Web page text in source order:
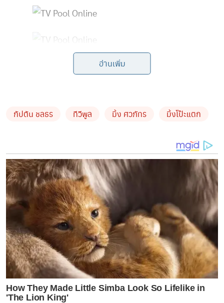
อ่านเพิ่ม
กัปตัน ชลธร ทีวีพูล มิ้ง ศวภัทร มิ้งโป๊ะแตก
How They Made Little Simba Look So Lifelike in
'The Lion King'